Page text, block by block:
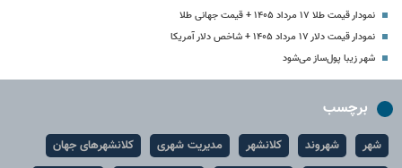
نمودار قیمت طلا ۱۷ مرداد ۱۴۰۵ + قیمت جهانی طلا
نمودار قیمت دلار ۱۷ مرداد ۱۴۰۵ + شاخص دلار آمریکا
شهر زیبا پول‌ساز می‌شود
برچسب
شهر شهروند کلانشهر مدیریت شهری
کلانشهرهای جهان